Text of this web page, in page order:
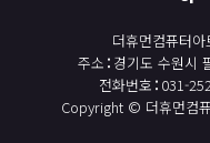
더휴먼컴퓨터아
주소 경기도 수원시
전화번호 031-
Copyright © 더휴먼컴
일러스트 자격증 취득과정(GTQi 1
전산회계 1급 / FAT 1급 자격증 취
전산세무 2급 / TAT 2급 자격증 취득